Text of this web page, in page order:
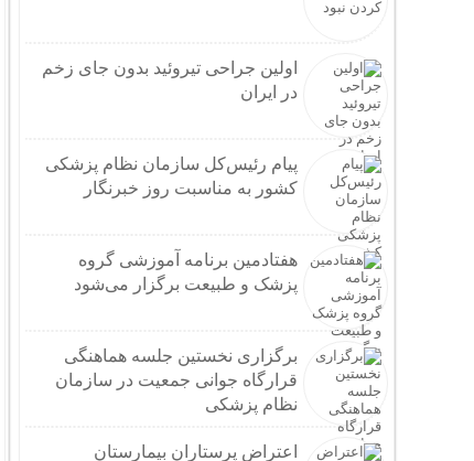
اولین جراحی تیروئید بدون جای زخم
در ایران
پیام رئیس‌کل سازمان نظام پزشکی
کشور به مناسبت روز خبرنگار
هفتادمین برنامه آموزشی گروه
پزشک و طبیعت برگزار می‌شود
برگزاری نخستین جلسه هماهنگی
قرارگاه جوانی جمعیت در سازمان
نظام پزشکی
اعتراض پرستاران بیمارستان